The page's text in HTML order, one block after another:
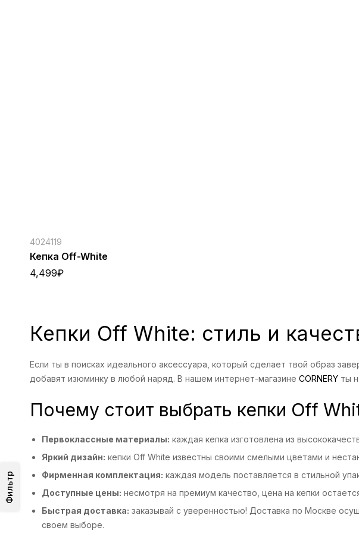
Фильтр
4024119
Кепка Off-White
4,499₽
Кепки Off White: стиль и
Если ты в поисках идеального аксессуара, который сделает твой образ
добавят изюминку в любой наряд. В нашем интернет-магазине CORNERY ты
Почему стоит выбрать кепки Off
Первоклассные материалы: каждая кепка изготовлена из
Яркий дизайн: кепки Off White известны своими смелыми цветами и
Фирменная комплектация: каждая модель поставляется в стильной
Доступные цены: несмотря на премиум качество, цена на кепки
Быстрая доставка: заказывай с уверенностью! Доставка по Москве
своем выборе.